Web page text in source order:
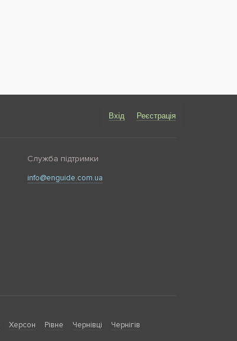
Вхід Реєстрація
Служба підтримки
info@enguide.com.ua
Херсон Рівне Чернівці
Чернігів